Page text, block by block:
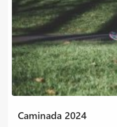
Caminada 2024